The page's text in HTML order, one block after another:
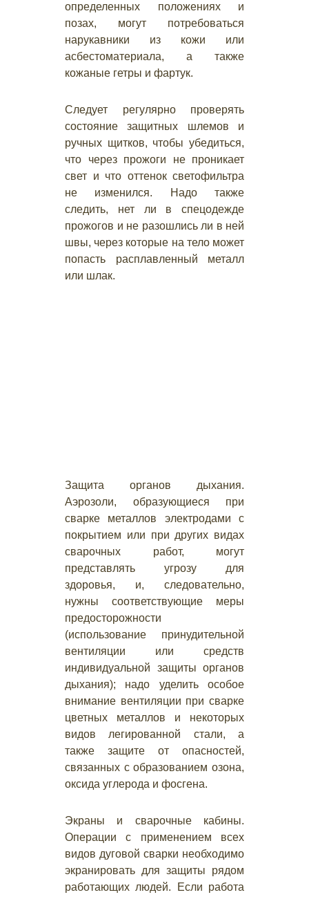
определенных положениях и
позах, могут потребоваться
нарукавники из кожи или
асбестоматериала, а также
кожаные гетры и фартук.
Следует регулярно проверять
состояние защитных шлемов и
ручных щитков, чтобы убедиться,
что через прожоги не проникает
свет и что оттенок светофильтра
не изменился. Надо также
следить, нет ли в спецодежде
прожогов и не разошлись ли в ней
швы, через которые на тело может
попасть расплавленный металл
или шлак.
Защита органов дыхания.
Аэрозоли, образующиеся при
сварке металлов электродами с
покрытием или при других видах
сварочных работ, могут
представлять угрозу для
здоровья, и, следовательно,
нужны соответствующие меры
предосторожности
(использование принудительной
вентиляции или средств
индивидуальной защиты органов
дыхания); надо уделить особое
внимание вентиляции при сварке
цветных металлов и некоторых
видов легированной стали, а
также защите от опасностей,
связанных с образованием озона,
оксида углерода и фосгена.
Экраны и сварочные кабины.
Операции с применением всех
видов дуговой сварки необходимо
экранировать для защиты рядом
работающих людей. Если работа